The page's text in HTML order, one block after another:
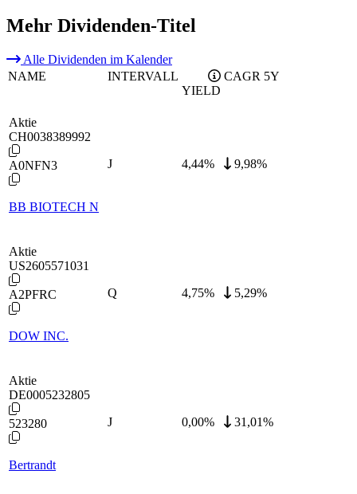
Mehr Dividenden-Titel
Alle Dividenden im Kalender
NAME
INTERVALL
YIELD
CAGR 5Y
Aktie
CH0038389992
A0NFN3
BB BIOTECH N
J 4,44% 9,98%
Aktie
US2605571031
A2PFRC
DOW INC.
Q 4,75% 5,29%
Aktie
DE0005232805
523280
Bertrandt
J 0,00% 31,01%